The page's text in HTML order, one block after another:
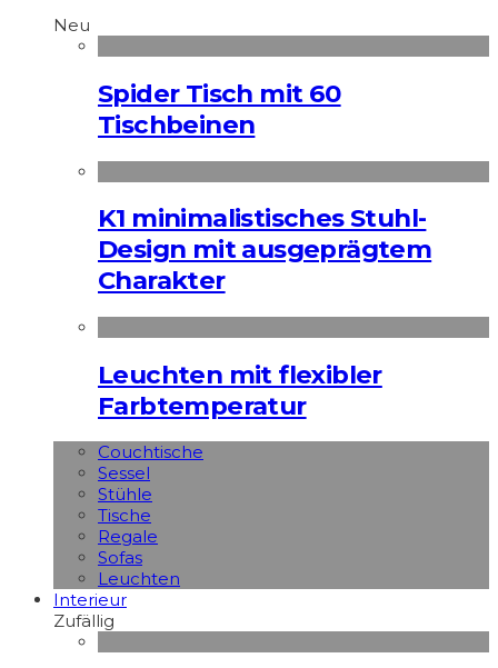
Neu
Spider Tisch mit 60
Tischbeinen
K1 minimalistisches Stuhl-
Design mit ausgeprägtem
Charakter
Leuchten mit flexibler
Farbtemperatur
Couchtische
Sessel
Stühle
Tische
Regale
Sofas
Leuchten
Interieur
Zufällig